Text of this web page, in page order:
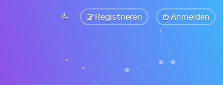
Anmelden
Registrieren